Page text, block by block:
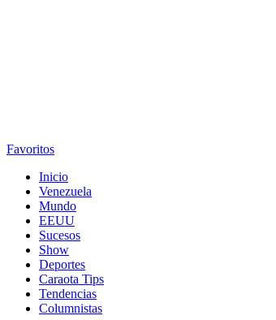
Favoritos
Inicio
Venezuela
Mundo
EEUU
Sucesos
Show
Deportes
Caraota Tips
Tendencias
Columnistas